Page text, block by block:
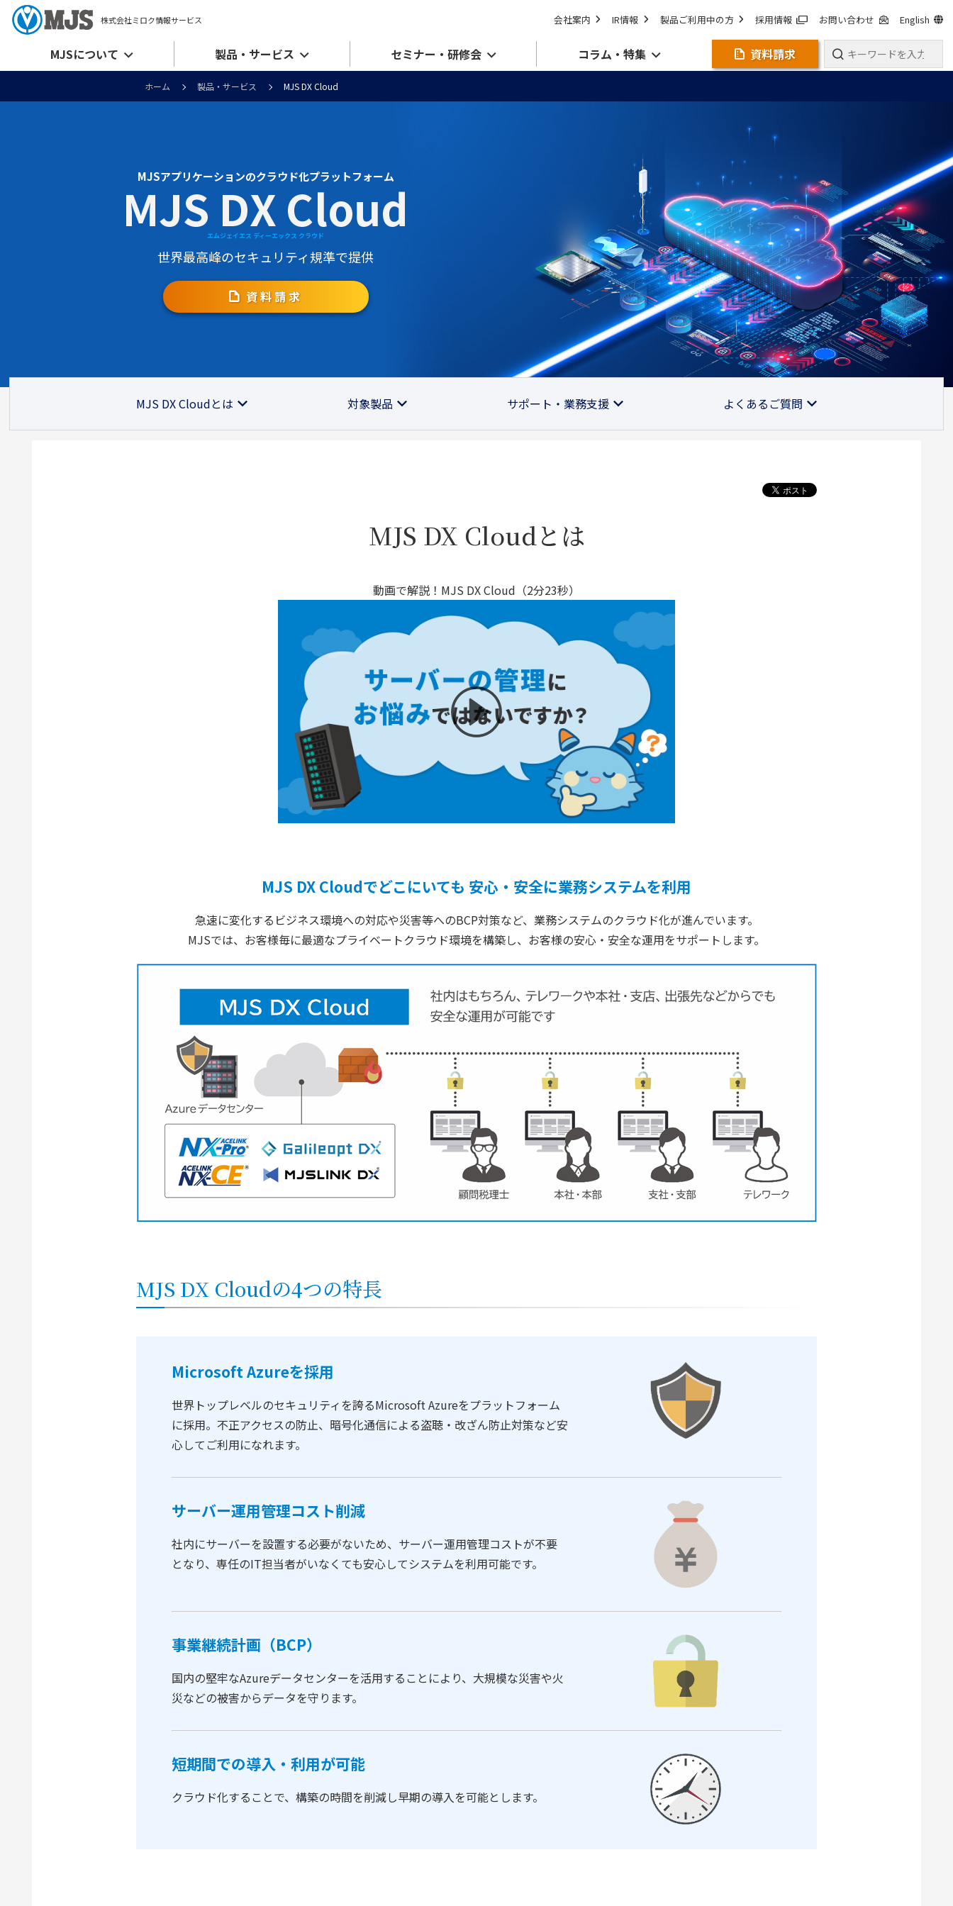
株式会社ミロク情報サービス 会社案内 IR情報 製品ご利用中の方 採用情報 お問い合わせ English
MJSについて 製品・サービス セミナー・研修会 コラム・特集 資料請求
ホーム 製品・サービス MJS DX Cloud
MJSアプリケーションのクラウド化プラットフォーム
エムジェイエス ディーエックス クラウド
世界最高峰のセキュリティ規準で提供
資料請求
MJS DX Cloudとは 対象製品 サポート・業務支援 よくあるご質問
MJS DX Cloudとは
動画で解説！MJS DX Cloud（2分23秒）
MJS DX Cloudでどこにいても 安心・安全に業務システムを利用
急速に変化するビジネス環境への対応や災害等へのBCP対策など、業務システムのクラウド化が進んでいます。
MJSでは、お客様毎に最適なプライベートクラウド環境を構築し、お客様の安心・安全な運用をサポートします。
MJS DX Cloudの4つの特長
Microsoft Azureを採用
世界トップレベルのセキュリティを誇るMicrosoft Azureをプラットフォーム
に採用。不正アクセスの防止、暗号化通信による盗聴・改ざん防止対策など安
心してご利用になれます。
サーバー運用管理コスト削減
社内にサーバーを設置する必要がないため、サーバー運用管理コストが不要
となり、専任のIT担当者がいなくても安心してシステムを利用可能です。
事業継続計画（BCP）
国内の堅牢なAzureデータセンターを活用することにより、大規模な災害や火
災などの被害からデータを守ります。
短期間での導入・利用が可能
クラウド化することで、構築の時間を削減し早期の導入を可能とします。